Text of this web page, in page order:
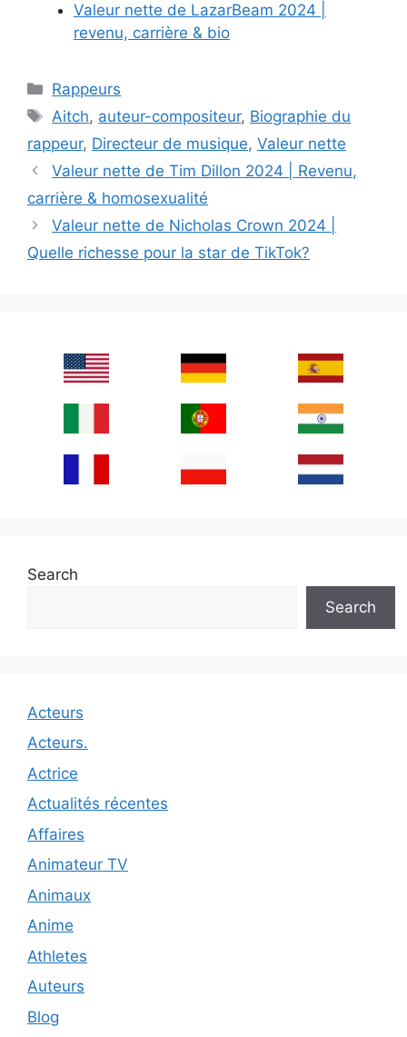
Valeur nette de LazarBeam 2024 |
revenu, carrière & bio
Categories
Rappeurs
Tags
Aitch, auteur-compositeur, Biographie du
rappeur, Directeur de musique, Valeur nette
Valeur nette de Tim Dillon 2024 | Revenu,
carrière & homosexualité
Valeur nette de Nicholas Crown 2024 |
Quelle richesse pour la star de TikTok?
Search
Search
Acteurs
Acteurs.
Actrice
Actualités récentes
Affaires
Animateur TV
Animaux
Anime
Athletes
Auteurs
Blog